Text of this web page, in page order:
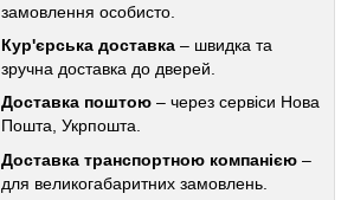
замовлення особисто.
Кур'єрська доставка – швидка та
зручна доставка до дверей.
Доставка поштою – через сервіси Нова
Пошта, Укрпошта.
Доставка транспортною компанією –
для великогабаритних замовлень.